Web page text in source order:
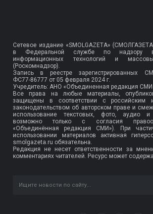
Сетевое издание «SMOLGAZETA»
в Федеральной службе по надзору
информационных технологий и
(Роскомнадзор).
Запись в реестре
ФС77-86777 от 05 февраля 2024 г.
Учредитель: АНО «Объединенная редакция
Все права на любые материалы,
защищены в соответствии с российским
законодательством об авторском праве и
использование текстовых, фото, аудио и
возможно только с согласия
«Объединённая редакция СМИ»). При
использовании материалов активная
smolgazeta.ru обязательна.
Редакция не несет ответственности за
комментариях читателей. Ресурс может